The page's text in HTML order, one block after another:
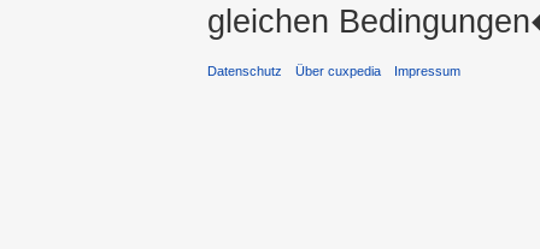
gleichen
Datenschutz Über cuxpedia Impressum